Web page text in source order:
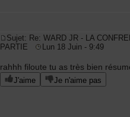
Sujet: Re: WARD JR - LA
PARTIE
Lun 18 Juin - 9:49
rahhh filoute tu as très bien
J'aime Je n'aime pas